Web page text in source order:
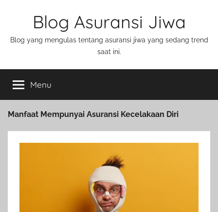
Blog Asuransi Jiwa
Blog yang mengulas tentang asuransi jiwa yang sedang trend
saat ini.
Menu
Manfaat Mempunyai Asuransi Kecelakaan Diri